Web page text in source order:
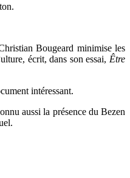
Bougeard minimise les
écrit, dans son essai, Être
intéressant.
aussi la présence du Bezen